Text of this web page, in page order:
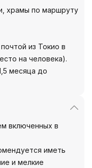
храмы по маршруту
из Токио в
на человека).
месяца до
включенных в
иметь
и мелкие